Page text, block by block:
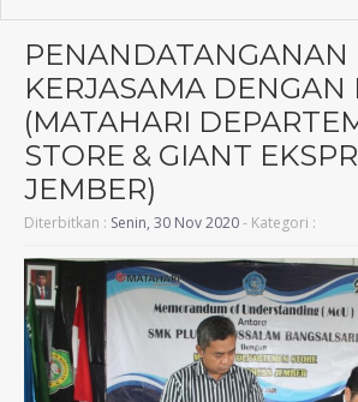
PENANDATANGANAN
KERJASAMA DENGAN
(MATAHARI
STORE & GIANT
JEMBER)
Diterbitkan : Senin, 30 Nov 2020- Kategori :